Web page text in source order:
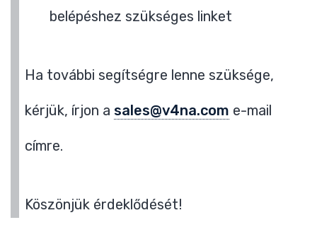
belépéshez szükséges linket
Ha további segítségre lenne szüksége,
kérjük, írjon a sales@v4na.com e-mail
címre.
Köszönjük érdeklődését!